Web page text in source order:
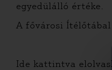
egyedülálló értéke.
A fővárosi
Ide kattintva